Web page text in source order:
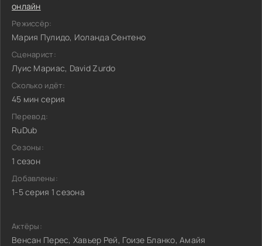
онлайн
Режиссёр:
Мария Пулидо, Иоланда Сентено
Сценарист:
Луис Мариас, David Zurdo
Сколько идёт:
45 мин серия
Перевод:
RuDub
Сезоны:
1 сезон
Добавлены:
1-5 серия 1 сезона
Актёры:
Венсан Перес, Хавьер Рей, Гоизе Бланко, Амайя